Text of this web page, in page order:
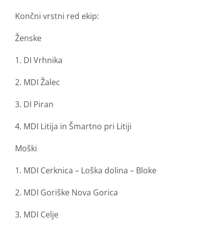
Končni vrstni red ekip:
Ženske
1. DI Vrhnika
2. MDI Žalec
3. DI Piran
4. MDI Litija in Šmartno pri Litiji
Moški
1. MDI Cerknica – Loška dolina – Bloke
2. MDI Goriške Nova Gorica
3. MDI Celje